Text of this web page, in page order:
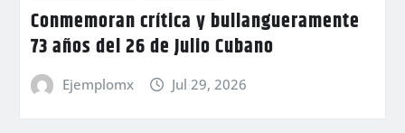
Conmemoran crítica y bullangueramente
73 años del 26 de Julio Cubano
Ejemplomx Jul 29, 2026